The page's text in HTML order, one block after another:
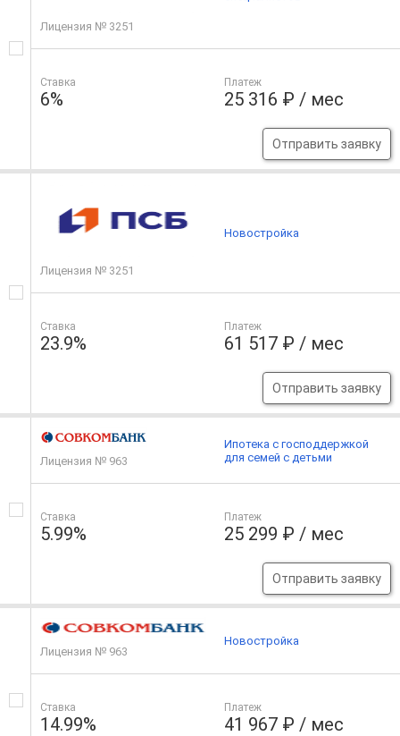
Лицензия № 3251
Ставка
6%
Платеж
25 316 ₽ / мес
Отправить заявку
Лицензия № 3251
Ставка
23.9%
Платеж
61 517 ₽ / мес
Отправить заявку
Новостройка
Лицензия № 963
Ставка
5.99%
Платеж
25 299 ₽ / мес
Отправить заявку
Ипотека с господдержкой
для семей с детьми
Лицензия № 963
Ставка
14.99%
Платеж
41 967 ₽ / мес
Новостройка